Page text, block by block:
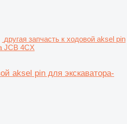
другая запчасть к ходовой aksel pin
JCB 4CX
aksel pin для экскаватора-